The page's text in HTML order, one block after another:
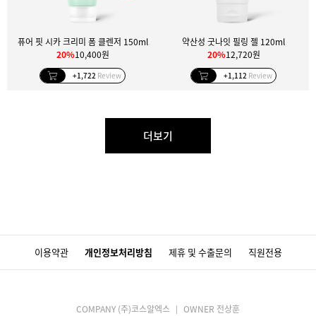
퓨어 핏 시카 크리미 폼 클렌저 150ml
20%10,400원
+1,722 Review
약산성 굿나잇 필링 젤 120ml
20%12,720원
+1,112 Review
더보기
이용약관 개인정보처리방침 제휴 및 수출문의 직원전용
COMPANY (주)코스알엑스
OWNER 전상훈